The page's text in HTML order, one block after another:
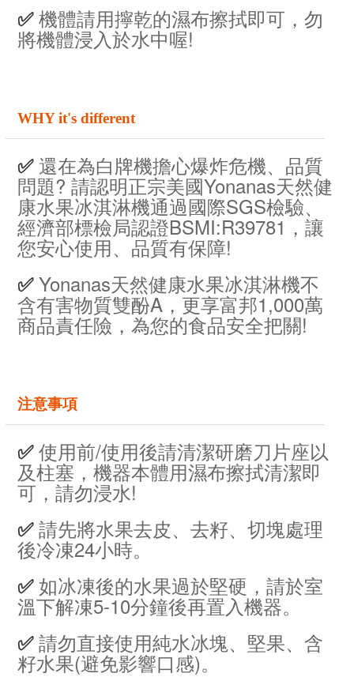
✅機體請用擰乾的濕布擦拭即可，勿
將機體浸入於水中喔!
WHY it's different
✅ 還在為白牌機擔心爆炸危機、品質
問題? 請認明正宗美國Yonanas天然健
康水果冰淇淋機通過國際SGS檢驗、
經濟部標檢局認證BSMI:R39781，讓
您安心使用、品質有保障!
✅Yonanas天然健康水果冰淇淋機不
含有害物質雙酚A，更享富邦1,000萬
商品責任險，為您的食品安全把關!
注意事項
✅使用前/使用後請清潔研磨刀片座以
及柱塞，機器本體用濕布擦拭清潔即
可，請勿浸水!
✅請先將水果去皮、去籽、切塊處理
後冷凍24小時。
✅如冰凍後的水果過於堅硬，請於室
溫下解凍5-10分鐘後再置入機器。
✅請勿直接使用純水冰塊、堅果、含
籽水果(避免影響口感)。